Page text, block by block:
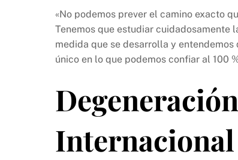
«No podemos prever el camino exacto
Tenemos que estudiar cuidadosamente
medida que se desarrolla y
único en lo que podemos confiar al 100
Internacional